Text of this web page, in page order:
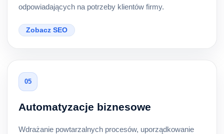
odpowiadających na potrzeby klientów firmy.
Zobacz SEO
05
Automatyzacje biznesowe
Wdrażanie powtarzalnych procesów, uporządkowanie